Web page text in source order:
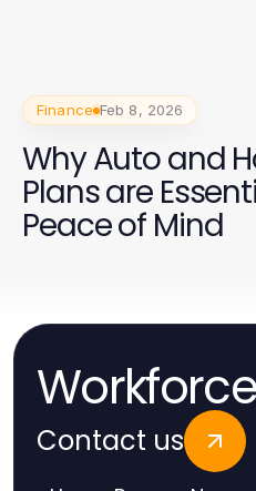
Finance Feb 8, 2026
Why Auto and
Plans are
Peace of Mind
Contact us